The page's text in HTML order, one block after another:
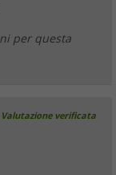
per questa
Valutazione verificata